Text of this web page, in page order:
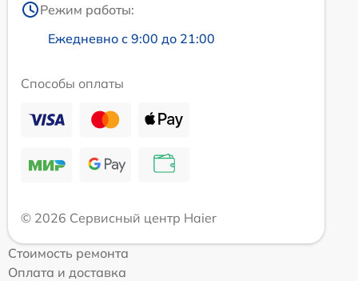
Режим работы:
Ежедневно с 9:00 до 21:00
Способы оплаты
© 2026 Сервисный центр Haier
Стоимость ремонта
Оплата и доставка